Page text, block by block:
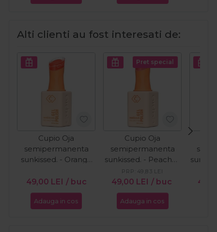
Alti clienti au fost interesati de:
Cupio Oja
semipermanenta
sunkissed. - Orange
49,00 LEI / buc
Adauga in cos
Pret special
Cupio Oja
semipermanenta
sunkissed. - Peaches
in Bloom 15ml
49,00 LEI / buc
PRP: 49,83 LEI
Adauga in cos